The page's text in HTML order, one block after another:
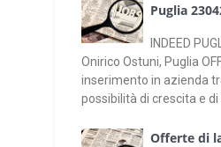
Puglia
INDEED
Onirico Ostuni, Puglia
inserimento in azienda
possibilità di crescita e di
Offerte di